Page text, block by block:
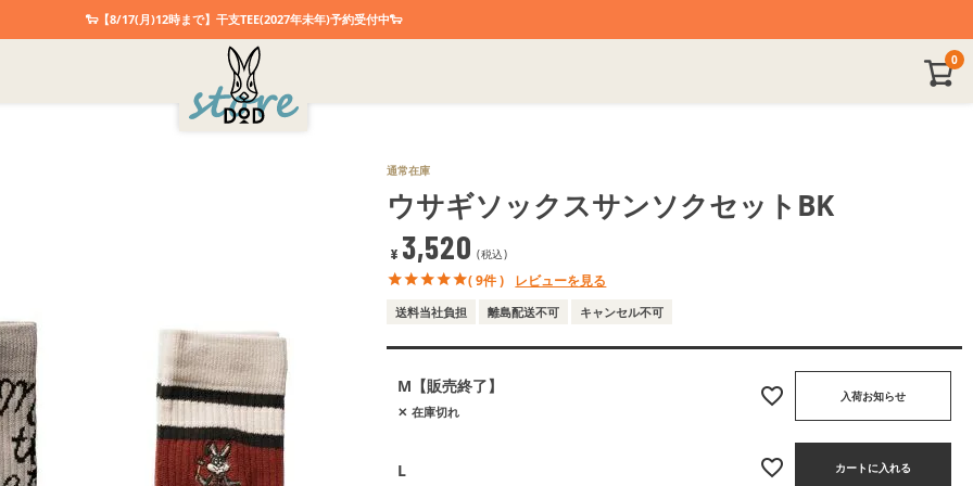
🐑【8/17(月)12時まで】干支TEE(2027年未年)予約受付中🐑
0
通常在庫
ウサギソックスサンソクセットBK
¥ 3,520 税込
( 9件 ) レビューを見る
送料当社負担 離島配送不可 キャンセル不可
M【販売終了】
在庫切れ
入荷お知らせ
L カートに入れる